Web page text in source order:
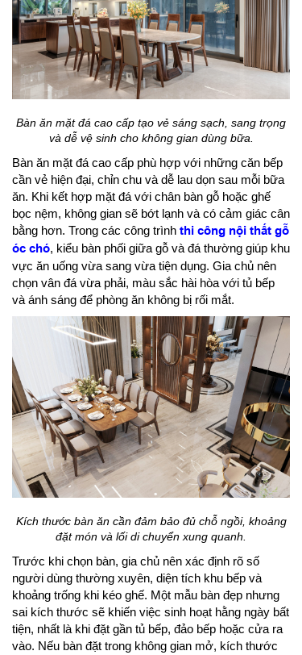
Bàn ăn mặt đá cao cấp tạo vẻ sáng sạch, sang trọng
và dễ vệ sinh cho không gian dùng bữa.
Bàn ăn mặt đá cao cấp phù hợp với những căn bếp
cần vẻ hiện đại, chỉn chu và dễ lau dọn sau mỗi bữa
ăn. Khi kết hợp mặt đá với chân bàn gỗ hoặc ghế
bọc nệm, không gian sẽ bớt lạnh và có cảm giác cân
bằng hơn. Trong các công trình thi công nội thất gỗ
óc chó, kiểu bàn phối giữa gỗ và đá thường giúp khu
vực ăn uống vừa sang vừa tiện dụng. Gia chủ nên
chọn vân đá vừa phải, màu sắc hài hòa với tủ bếp
và ánh sáng để phòng ăn không bị rối mắt.
Kích thước bàn ăn cần đảm bảo đủ chỗ ngồi, khoảng
đặt món và lối di chuyển xung quanh.
Trước khi chọn bàn, gia chủ nên xác định rõ số
người dùng thường xuyên, diện tích khu bếp và
khoảng trống khi kéo ghế. Một mẫu bàn đẹp nhưng
sai kích thước sẽ khiến việc sinh hoạt hằng ngày bất
tiện, nhất là khi đặt gần tủ bếp, đảo bếp hoặc cửa ra
vào. Nếu bàn đặt trong không gian mở, kích thước